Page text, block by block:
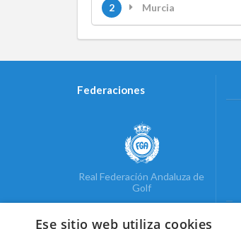
2 Murcia
Federaciones
Real Federación Andaluza de
Golf
Ese sitio web utiliza cookies